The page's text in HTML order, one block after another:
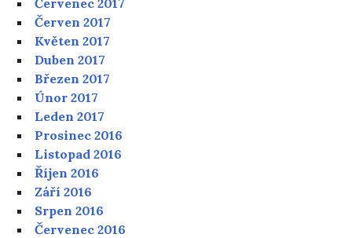
Červen 2017
Květen 2017
Duben 2017
Březen 2017
Únor 2017
Leden 2017
Prosinec 2016
Listopad 2016
Říjen 2016
Září 2016
Srpen 2016
Červenec 2016